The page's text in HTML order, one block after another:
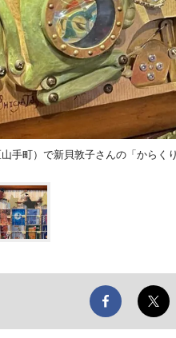
手町）で新貝敦子さんの「からく